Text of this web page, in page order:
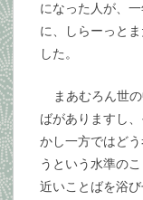
になった人が、
に、しらーっと
した。
まあむろん世
ばがありますし
かし一方ではど
うという水準の
近いことばを浴